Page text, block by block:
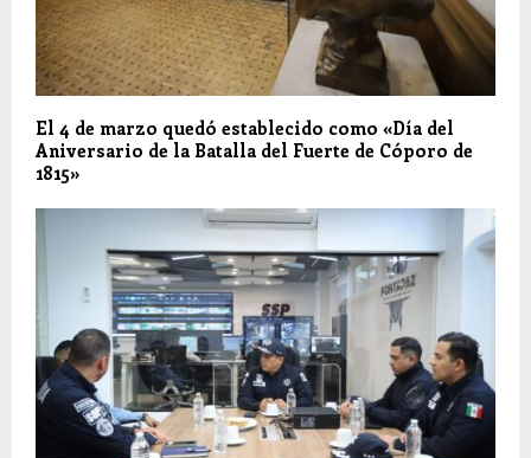
El 4 de marzo quedó establecido como «Día del
Aniversario de la Batalla del Fuerte de Cóporo de
1815»